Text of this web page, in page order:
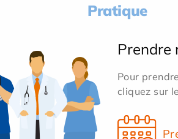
Pratique
Prendre
Pour
cliquez sur